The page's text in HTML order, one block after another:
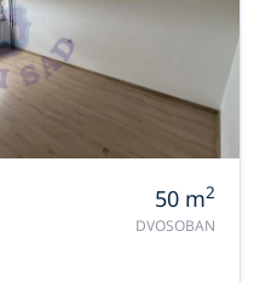
50 m2
DVOSOBAN